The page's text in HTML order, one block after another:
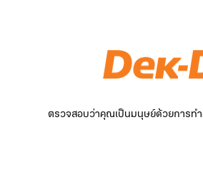
ตรวจสอบว่าคุณเป็นมนุษย์ด้วยการทำ